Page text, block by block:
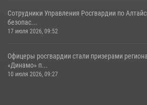
Сотрудники Управления Росгвардии по
безопас...
17 июля 2026, 09:52
Офицеры росгвардии стали призерами
«Динамо» п...
10 июля 2026, 09:27